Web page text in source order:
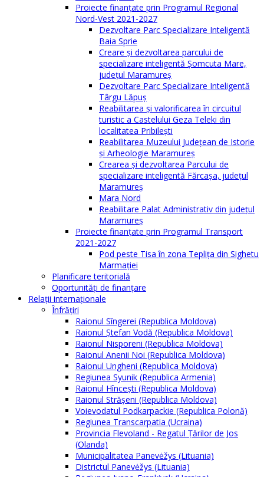
Proiecte finanțate prin Programul Regional
Nord-Vest 2021-2027
Dezvoltare Parc Specializare Inteligentă
Baia Sprie
Creare și dezvoltarea parcului de
specializare inteligentă Șomcuta Mare,
județul Maramureș
Dezvoltare Parc Specializare Inteligentă
Târgu Lăpuș
Reabilitarea și valorificarea în circuitul
turistic a Castelului Geza Teleki din
localitatea Pribilești
Reabilitarea Muzeului Județean de Istorie
și Arheologie Maramureș
Crearea și dezvoltarea Parcului de
specializare inteligentă Fărcașa, județul
Maramureș
Mara Nord
Reabilitare Palat Administrativ din județul
Maramureș
Proiecte finanțate prin Programul Transport
2021-2027
Pod peste Tisa în zona Teplița din Sighetu
Marmației
Planificare teritorială
Oportunităţi de finanţare
Relaţii internaţionale
Înfrăţiri
Raionul Sîngerei (Republica Moldova)
Raionul Ștefan Vodă (Republica Moldova)
Raionul Nisporeni (Republica Moldova)
Raionul Anenii Noi (Republica Moldova)
Raionul Ungheni (Republica Moldova)
Regiunea Syunik (Republica Armenia)
Raionul Hîncești (Republica Moldova)
Raionul Străşeni (Republica Moldova)
Voievodatul Podkarpackie (Republica Polonă)
Regiunea Transcarpatia (Ucraina)
Provincia Flevoland - Regatul Ţărilor de Jos
(Olanda)
Municipalitatea Panevėžys (Lituania)
Districtul Panevėžys (Lituania)